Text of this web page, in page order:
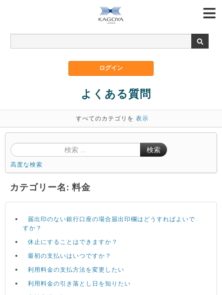
よくある質問
すべてのカテゴリを 表示
検索
高度な検索
カテゴリー名: 料金
届出印のない銀行口座の場合届出印欄はどうすればよいで
すか？
休止にすることはできますか？
最初の支払いはいつですか？
利用料金の支払方法を変更したい
利用料金の引き落とし日を知りたい